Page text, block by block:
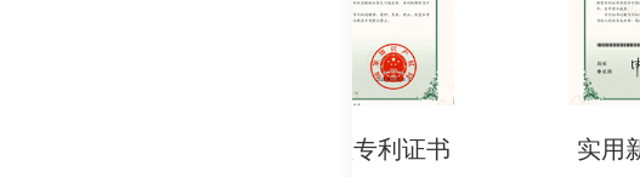
实用新型专利证书